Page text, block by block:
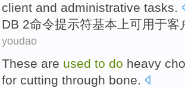
client and administrative tasks.
DB 2命令提示符基本上可用于客
youdao
These are used to do heavy
for cutting through bone.